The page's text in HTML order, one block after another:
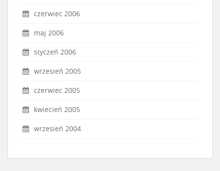
czerwiec 2006
maj 2006
styczeń 2006
wrzesień 2005
czerwiec 2005
kwiecień 2005
wrzesień 2004